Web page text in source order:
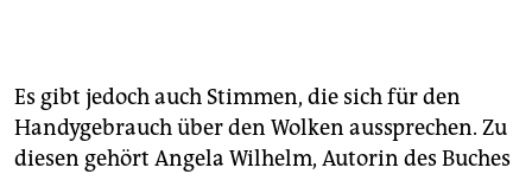
Es gibt jedoch auch Stimmen, die sich für den
Handygebrauch über den Wolken aussprechen. Zu
diesen gehört Angela Wilhelm, Autorin des Buches